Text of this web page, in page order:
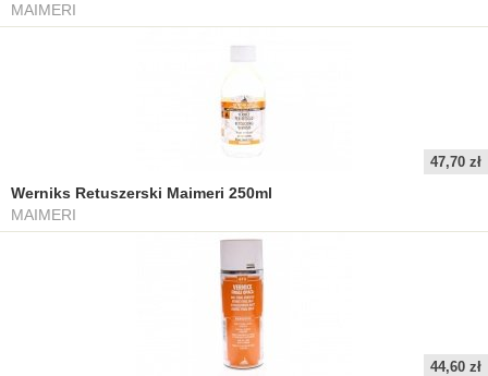
MAIMERI
47,70 zł
Werniks Retuszerski Maimeri 250ml
MAIMERI
44,60 zł